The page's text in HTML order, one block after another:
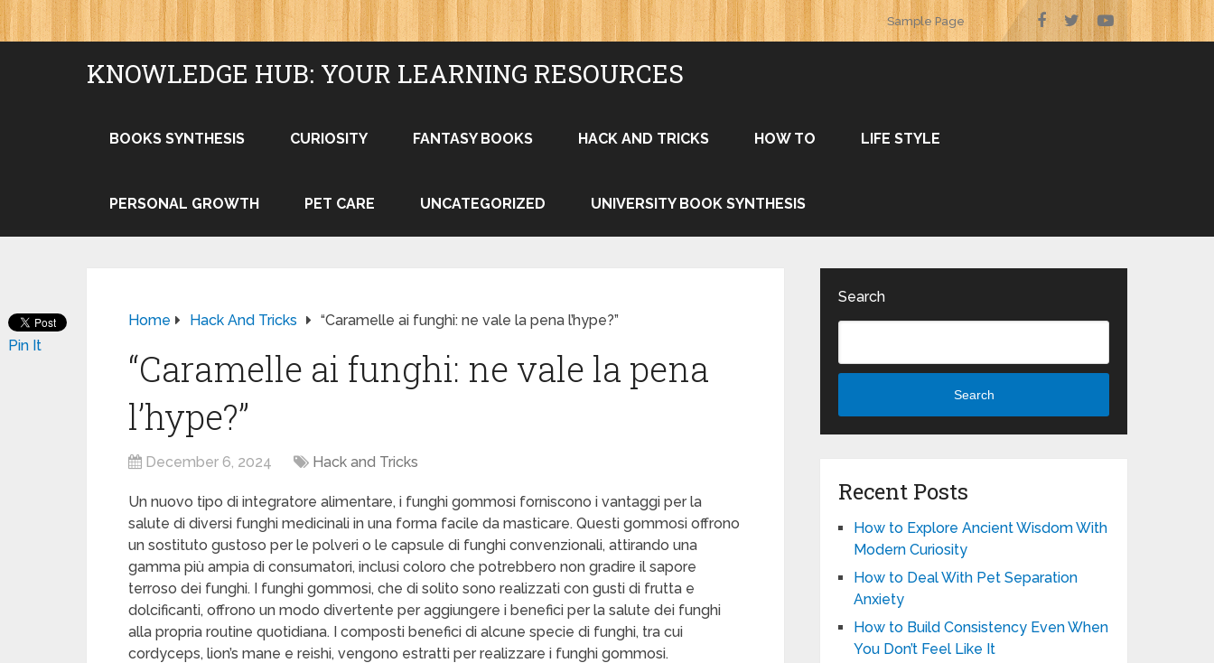
Sample Page
KNOWLEDGE HUB: YOUR LEARNING RESOURCES
BOOKS SYNTHESIS CURIOSITY FANTASY BOOKS HACK AND TRICKS HOW TO LIFE STYLE
PERSONAL GROWTH PET CARE UNCATEGORIZED UNIVERSITY BOOK SYNTHESIS
Home Hack And Tricks “Caramelle ai funghi: ne vale la pena l’hype?”
“Caramelle ai funghi: ne vale la pena
l’hype?”
December 6, 2024 Hack and Tricks
Un nuovo tipo di integratore alimentare, i funghi gommosi forniscono i vantaggi per la
salute di diversi funghi medicinali in una forma facile da masticare. Questi gommosi offrono
un sostituto gustoso per le polveri o le capsule di funghi convenzionali, attirando una
gamma più ampia di consumatori, inclusi coloro che potrebbero non gradire il sapore
terroso dei funghi. I funghi gommosi, che di solito sono realizzati con gusti di frutta e
dolcificanti, offrono un modo divertente per aggiungere i benefici per la salute dei funghi
alla propria routine quotidiana. I composti benefici di alcune specie di funghi, tra cui
cordyceps, lion’s mane e reishi, vengono estratti per realizzare i funghi gommosi.
Pin It
Search
Search
Recent Posts
How to Explore Ancient Wisdom With
Modern Curiosity
How to Deal With Pet Separation
Anxiety
How to Build Consistency Even When
You Don’t Feel Like It